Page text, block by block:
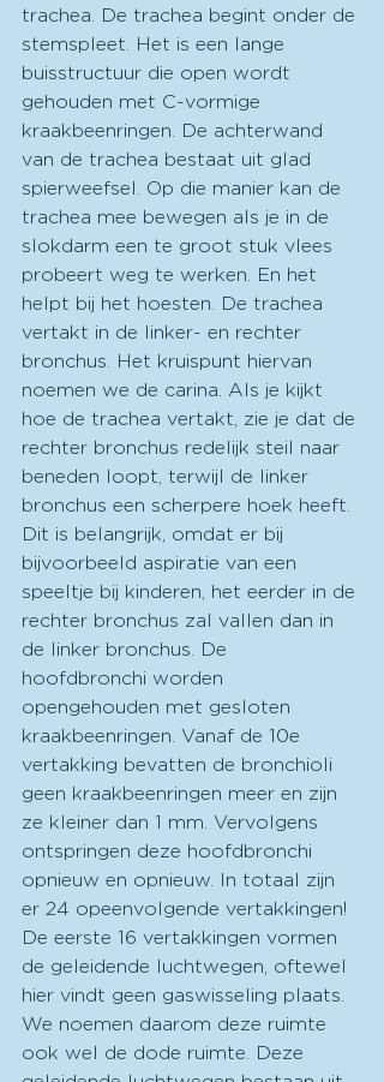
trachea. De trachea begint onder de
stemspleet. Het is een lange
buisstructuur die open wordt
gehouden met C-vormige
kraakbeenringen. De achterwand
van de trachea bestaat uit glad
spierweefsel. Op die manier kan de
trachea mee bewegen als je in de
slokdarm een te groot stuk vlees
probeert weg te werken. En het
helpt bij het hoesten. De trachea
vertakt in de linker- en rechter
bronchus. Het kruispunt hiervan
noemen we de carina. Als je kijkt
hoe de trachea vertakt, zie je dat de
rechter bronchus redelijk steil naar
beneden loopt, terwijl de linker
bronchus een scherpere hoek heeft.
Dit is belangrijk, omdat er bij
bijvoorbeeld aspiratie van een
speeltje bij kinderen, het eerder in de
rechter bronchus zal vallen dan in
de linker bronchus. De
hoofdbronchi worden
opengehouden met gesloten
kraakbeenringen. Vanaf de 10e
vertakking bevatten de bronchioli
geen kraakbeenringen meer en zijn
ze kleiner dan 1 mm. Vervolgens
ontspringen deze hoofdbronchi
opnieuw en opnieuw. In totaal zijn
er 24 opeenvolgende vertakkingen!
De eerste 16 vertakkingen vormen
de geleidende luchtwegen, oftewel
hier vindt geen gaswisseling plaats.
We noemen daarom deze ruimte
ook wel de dode ruimte. Deze